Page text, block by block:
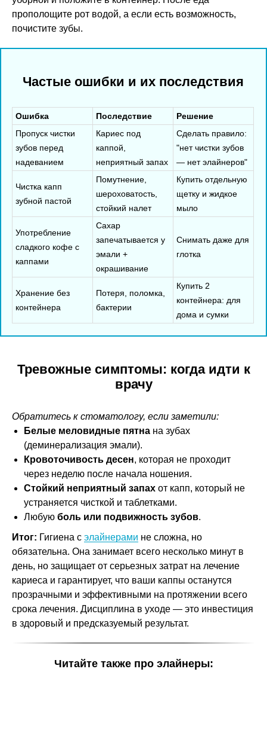
прополощите рот водой, а если есть возможность,
почистите зубы.
Частые ошибки и их последствия
Ошибка Последствие
Решение
Пропуск чистки
зубов перед
надеванием
Кариес под
каппой,
неприятный запах
Сделать правило:
"нет чистки зубов
— нет элайнеров"
Чистка капп
зубной пастой
Помутнение,
шероховатость,
стойкий налет
Купить отдельную
щетку и жидкое
мыло
Употребление
сладкого кофе с
каппами
Сахар
запечатывается у
эмали +
окрашивание
Снимать даже для
глотка
Хранение без
контейнера
Потеря, поломка,
бактерии
Купить 2
контейнера: для
дома и сумки
Тревожные симптомы: когда идти к
врачу
Обратитесь к стоматологу, если заметили:
Белые меловидные пятна на зубах
(деминерализация эмали).
Кровоточивость десен, которая не проходит
через неделю после начала ношения.
Стойкий неприятный запах от капп, который не
устраняется чисткой и таблетками.
Любую боль или подвижность зубов.
Итог: Гигиена с элайнерами не сложна, но
обязательна. Она занимает всего несколько минут в
день, но защищает от серьезных затрат на лечение
кариеса и гарантирует, что ваши каппы останутся
прозрачными и эффективными на протяжении всего
срока лечения. Дисциплина в уходе — это инвестиция
в здоровый и предсказуемый результат.
Читайте также про элайнеры: